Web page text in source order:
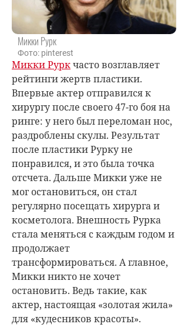
Микки Рурк
Фото: pinterest
Микки Руркчасто возглавляет
рейтинги жертв пластики.
Впервые актер отправился к
хирургу после своего 47-го боя на
ринге: у него был переломан нос,
раздроблены скулы. Результат
после пластики Рурку не
понравился, и это была точка
отсчета. Дальше Микки уже не
мог остановиться, он стал
регулярно посещать хирурга и
косметолога. Внешность Рурка
стала меняться с каждым годом и
продолжает
трансформироваться. А главное,
Микки никто не хочет
остановить. Ведь такие, как
актер, настоящая «золотая жила»
для «кудесников красоты».